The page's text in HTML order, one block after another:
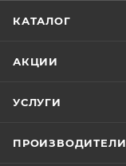
КАТАЛОГ
АКЦИИ
УСЛУГИ
ПРОИЗВОДИТЕЛИ